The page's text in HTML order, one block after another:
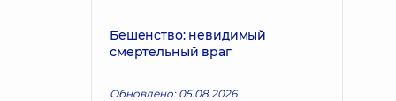
Бешенство: невидимый
смертельный враг
Обновлено: 05.08.2026